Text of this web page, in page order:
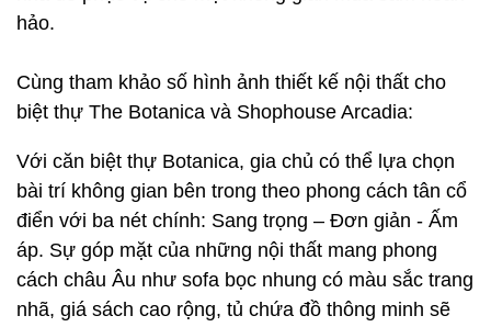
hảo.
Cùng tham khảo số hình ảnh thiết kế nội thất cho
biệt thự The Botanica và Shophouse Arcadia:
Với căn biệt thự Botanica, gia chủ có thể lựa chọn
bài trí không gian bên trong theo phong cách tân cổ
điển với ba nét chính: Sang trọng – Đơn giản - Ấm
áp. Sự góp mặt của những nội thất mang phong
cách châu Âu như sofa bọc nhung có màu sắc trang
nhã, giá sách cao rộng, tủ chứa đồ thông minh sẽ